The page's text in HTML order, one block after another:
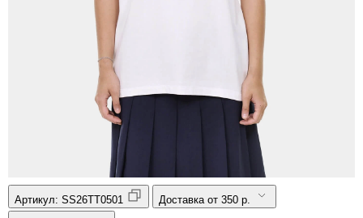
Артикул: SS26TT0501 Доставка от 350 р.